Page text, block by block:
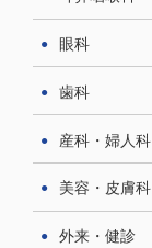
眼科
歯科
産科・婦人科
美容・皮膚科
外来・健診